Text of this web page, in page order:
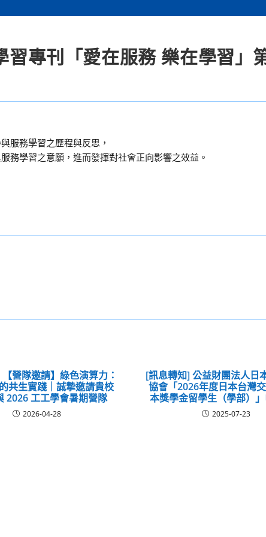
專刊「愛在服務 樂在學習」
服務學習之歷程與反思，
務學習之意願，進而發揮對社會正向影響之效益。
營隊邀請】綠色演算力：
共生實踐｜誠摯邀請貴校
2026 工工學會暑期營隊
2026-04-28
[訊息轉知] 公益財團法人日
協會「2026年度日本台灣
本獎學金留學生（學部）
2025-07-23